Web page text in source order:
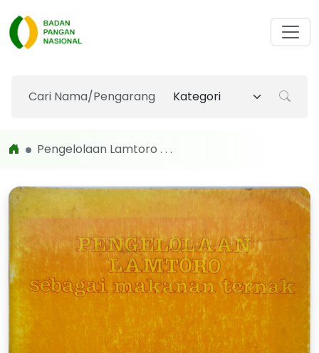
Pengelolaan Lamtoro . . .